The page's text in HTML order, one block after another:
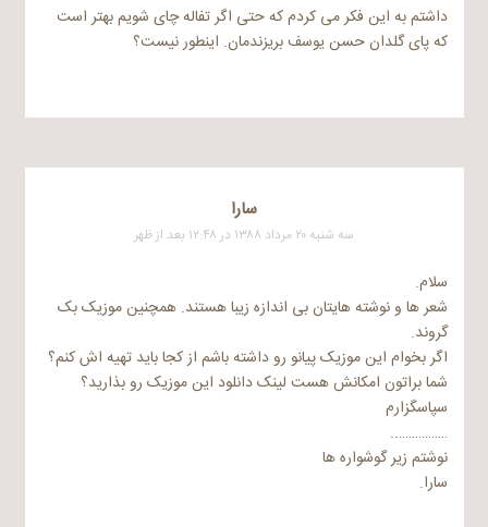
داشتم به این فکر می کردم که حتی اگر تفاله چای شویم بهتر است
که پای گلدان حسن یوسف بریزندمان. اینطور نیست؟
سارا
سه شنبه ۲۰ مرداد ۱۳۸۸ در ۱۲:۴۸ بعد از ظهر
سلام.
شعر ها و نوشته هایتان بی اندازه زیبا هستند. همچنین موزیک بک
گروند.
اگر بخوام این موزیک پیانو رو داشته باشم از کجا باید تهیه اش کنم؟
شما براتون امکانش هست لینک دانلود این موزیک رو بذارید؟
سپاسگزارم
……………..
نوشتم زیر گوشواره ها
سارا.